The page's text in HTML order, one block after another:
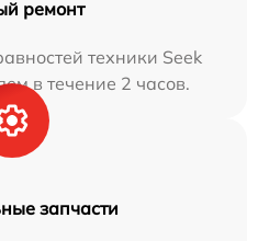
ремонт
техники Seek
в течение 2 часов.
запчасти